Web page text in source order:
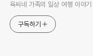
육씨네 가족의 일상 여행 이야기
구독하기